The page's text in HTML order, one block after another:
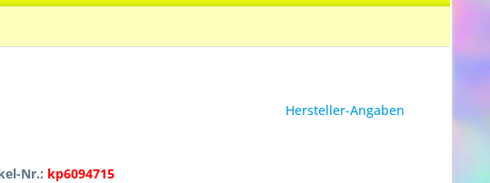
Hersteller-Angaben
Nr.: kp6094715